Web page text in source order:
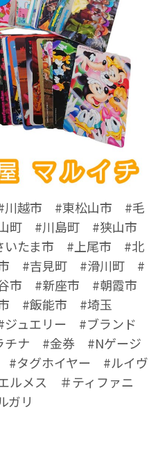
越市 #東松山市 #毛
町 #川島町 #狭山市
たま市 #上尾市 #北
#吉見町 #滑川町 #
市 #新座市 #朝霞市
#飯能市 #埼玉
ュエリー #ブランド
ナ #金券 #Nゲージ
タグホイヤー #ルイヴ
メス ＃ティファニ
リ